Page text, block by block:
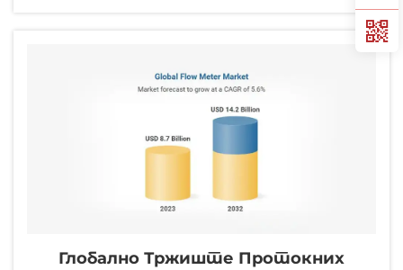
године ће...
Глобално Тржиште Протокних